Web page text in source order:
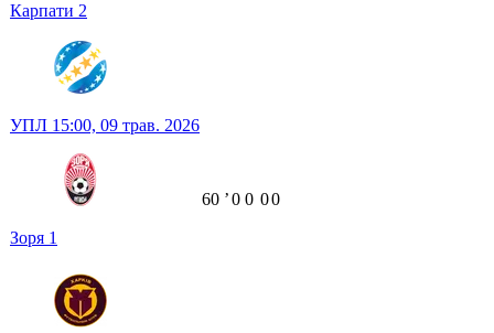
Карпати 2
УПЛ 15:00, 09 трав. 2026
Зоря 1
60 ʼ0 0 00